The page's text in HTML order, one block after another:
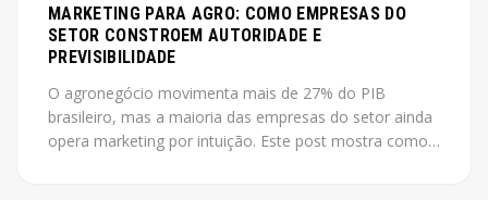
MARKETING PARA AGRO: COMO EMPRESAS DO
SETOR CONSTROEM AUTORIDADE E
PREVISIBILIDADE
O agronegócio movimenta mais de 27% do PIB
brasileiro, mas a maioria das empresas do setor ainda
opera marketing por intuição. Este post mostra como